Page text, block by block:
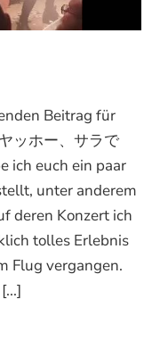
Beitrag für
ホー、サラで
ich euch ein paar
unter anderem
deren Konzert ich
tolles Erlebnis
Flug vergangen.